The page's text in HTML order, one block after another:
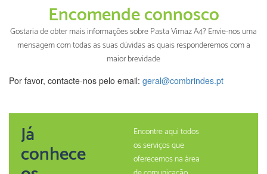
Encomende connosco
Gostaria de obter mais informações sobre Pasta Vimaz A4? Envie-nos uma
mensagem com todas as suas dúvidas as quais responderemos com a
maior brevidade
Por favor, contacte-nos pelo email: geral@combrindes.pt
Já
conhece
Encontre aqui todos
os serviços que
oferecemos na àrea